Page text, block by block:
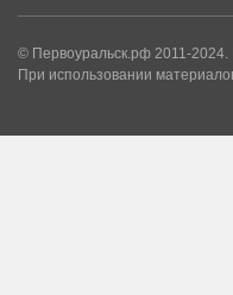
© Первоуральск.рф 2011-2024.
При использовании